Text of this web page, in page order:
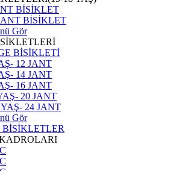
BİSİKLET
BİSİKLET
Gör
BİSİKLETİ
12 JANT
14 JANT
16 JANT
20 JANT
YAŞ- 24 JANT
Gör
BİSİKLETLER